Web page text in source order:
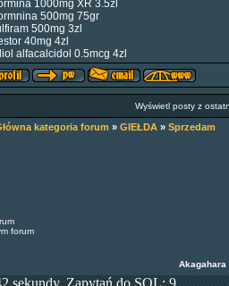
1000mg XR 3.5zl
500mg 75gr
500mg 3zl
40mg 4zl
alfacalcidol 0.5mcg 4zl
Wyświetl posty z
kategoria forum » GIEŁDA » Sprzedam
forum
Akagahara
sekundy. Zapytań do SQL: 9